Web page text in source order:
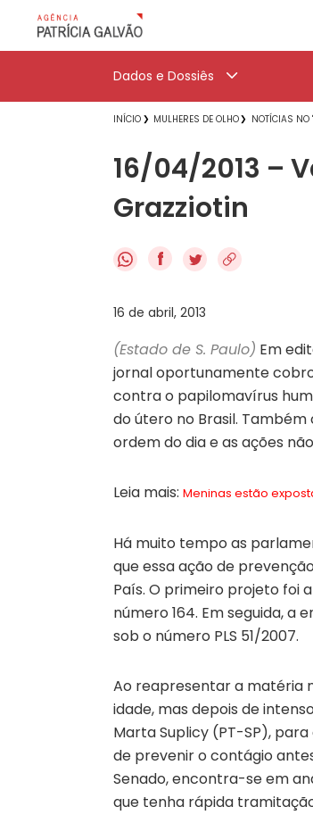
Dados e Dossiês
INÍCIO MULHERES DE OLHO NOTÍCIAS NO
16/04/2013 –
Grazziotin
f
16 de abril, 2013
(Estado de S. Paulo) Em
jornal oportunamente
contra o papilomavírus
do útero no Brasil.
ordem do dia e as ações
Leia mais: Meninas estão
Há muito tempo as
que essa ação de
País. O primeiro projeto foi
número 164. Em seguida,
sob o número PLS 51/2007.
Ao reapresentar a matéria
idade, mas depois de
Marta Suplicy (PT-SP),
de prevenir o contágio
Senado, encontra-se em
que tenha rápida